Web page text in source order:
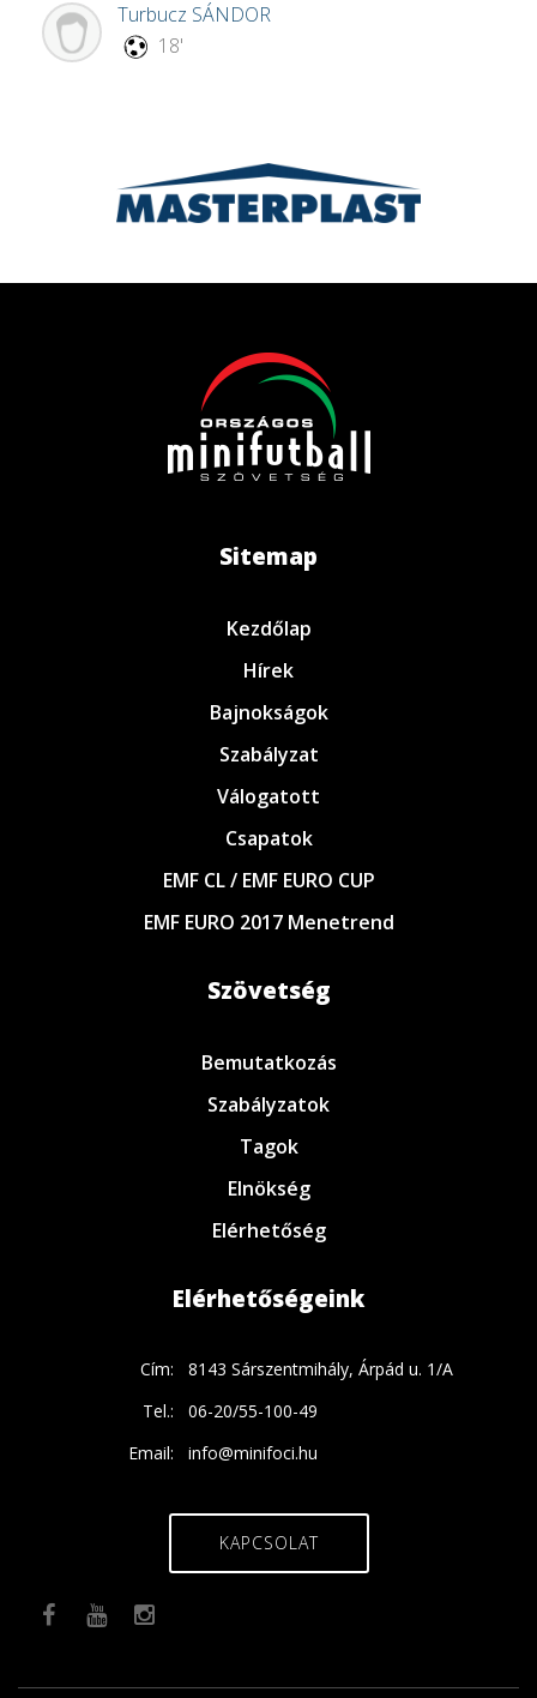
Turbucz SÁNDOR
18'
Sitemap
Kezdőlap
Hírek
Bajnokságok
Szabályzat
Válogatott
Csapatok
EMF CL / EMF EURO CUP
EMF EURO 2017 Menetrend
Szövetség
Bemutatkozás
Szabályzatok
Tagok
Elnökség
Elérhetőség
Elérhetőségeink
Cím:
8143 Sárszentmihály, Árpád u. 1/A
Tel.:
06-20/55-100-49
Email:
info@minifoci.hu
KAPCSOLAT